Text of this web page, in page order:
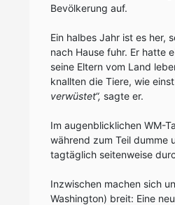
Bevölkerung auf.
Ein halbes Jahr ist es her,
nach Hause fuhr. Er hatte
seine Eltern vom Land
knallten die Tiere, wie
verwüstet“, sagte er.
Im augenblicklichen WM-
während zum Teil dumme
tagtäglich seitenweise
Inzwischen machen sich
Washington) breit: Eine